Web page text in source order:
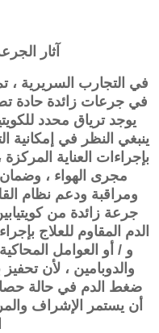
آثار
في التجارب السريرية ،
في جرعات زائدة حادة تصل إلى
يوجد ترياق محدد
ينبغي النظر في إمكانية
بإجراءات العناية
مجرى الهواء ، وضمان
ومراقبة ودعم نظام
جرعة زائدة من
الدم المقاوم للعلاج
و / أو العوامل
والدوبامين ، لأن
ضغط الدم في حالة
أن يستمر الإشراف